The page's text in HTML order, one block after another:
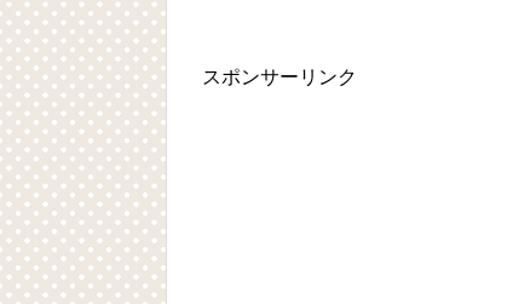
スポンサーリンク